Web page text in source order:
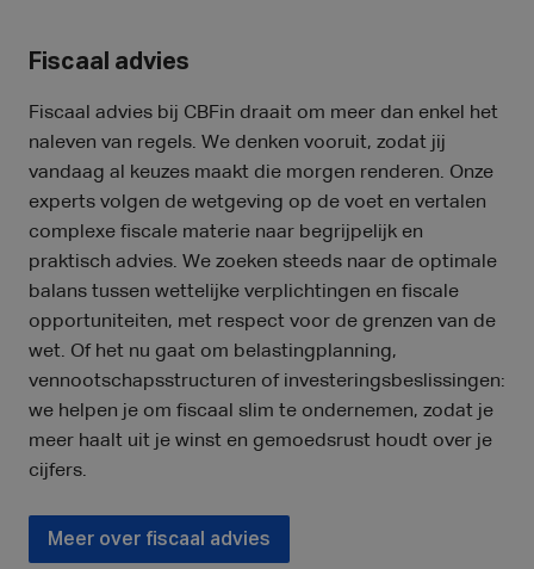
Fiscaal advies
Fiscaal advies bij CBFin draait om meer dan enkel het
naleven van regels. We denken vooruit, zodat jij
vandaag al keuzes maakt die morgen renderen. Onze
experts volgen de wetgeving op de voet en vertalen
complexe fiscale materie naar begrijpelijk en
praktisch advies. We zoeken steeds naar de optimale
balans tussen wettelijke verplichtingen en fiscale
opportuniteiten, met respect voor de grenzen van de
wet. Of het nu gaat om belastingplanning,
vennootschapsstructuren of investeringsbeslissingen:
we helpen je om fiscaal slim te ondernemen, zodat je
meer haalt uit je winst en gemoedsrust houdt over je
cijfers.
Meer over fiscaal advies